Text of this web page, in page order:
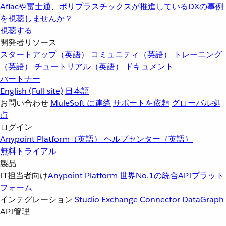
Aflacや富士通、ポリプラスチックスが推進しているDXの事例
を視聴しませんか？
視聴する
開発者リソース
スタートアップ（英語）
コミュニティ（英語）
トレーニング
（英語）
チュートリアル（英語）
ドキュメント
パートナー
English (Full site) 日本語
お問い合わせ MuleSoft に連絡サポートを依頼 グローバル拠
点
ログイン
Anypoint Platform（英語） ヘルプセンター（英語）
無料トライアル
製品
IT担当者向けAnypoint Platform 世界No.1の統合APIプラット
フォーム
インテグレーション Studio ExchangeConnector DataGraph
API管理